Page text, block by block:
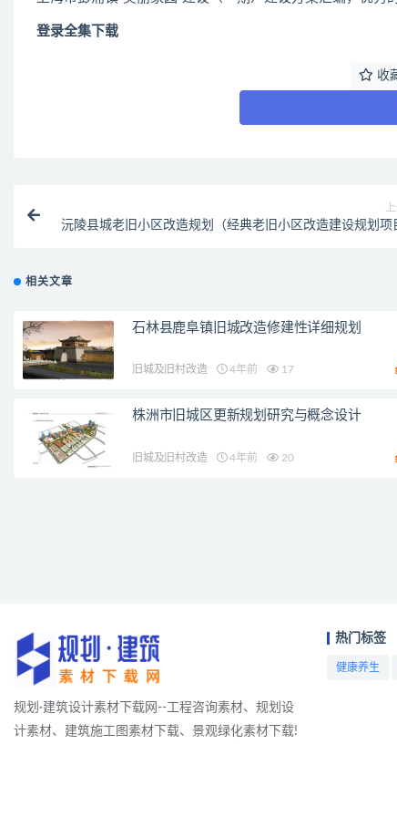
登录全集下载
收
沅陵县城老旧小区改造规划（经典老旧小区改造建设规划项
相关文章
石林县鹿阜镇旧城改造修建性详细规划
旧城及旧村改造 4年前 17
株洲市旧城区更新规划研究与概念设计
旧城及旧村改造 4年前 20
规划·建筑设计素材下载网--工程咨询素材、规划设
计素材、建筑施工图素材下载、景观绿化素材下载!
热门标签
健康养生